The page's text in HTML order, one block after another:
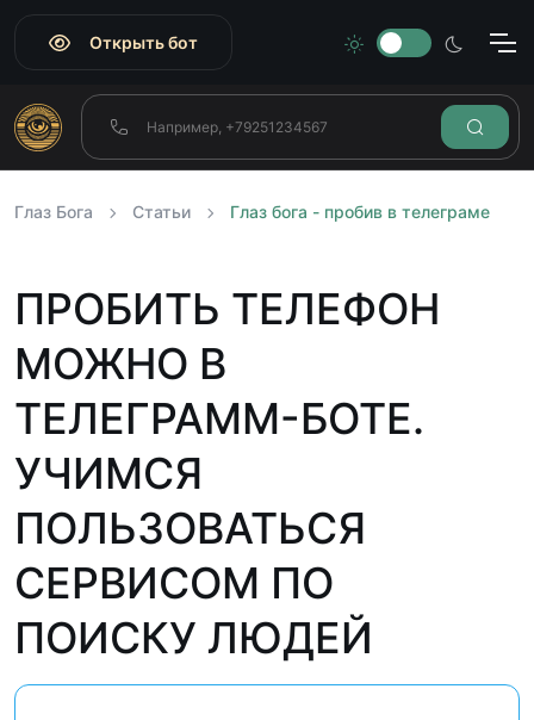
Открыть бот
Глаз Бога Статьи Глаз бога - пробив в телеграме
ПРОБИТЬ ТЕЛЕФОН
МОЖНО В
ТЕЛЕГРАММ-БОТЕ.
УЧИМСЯ
ПОЛЬЗОВАТЬСЯ
СЕРВИСОМ ПО
ПОИСКУ ЛЮДЕЙ